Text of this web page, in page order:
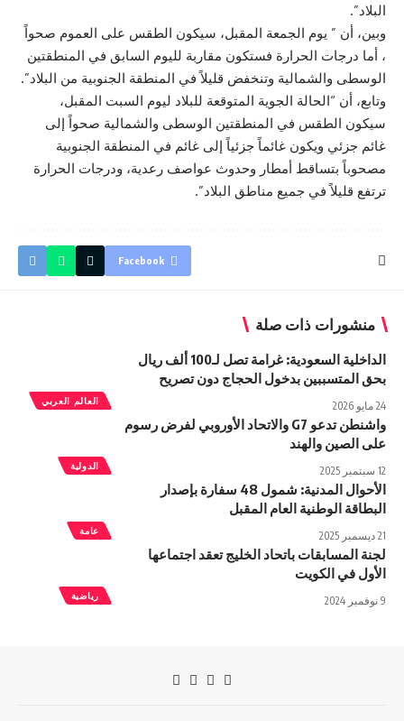
البلاد”.
وبين، أن ” يوم الجمعة المقبل، سيكون الطقس على العموم صحواً
، أما درجات الحرارة فستكون مقاربة لليوم السابق في المنطقتين
الوسطى والشمالية وتنخفض قليلاً في المنطقة الجنوبية من البلاد”.
وتابع، أن “الحالة الجوية المتوقعة للبلاد ليوم السبت المقبل،
سيكون الطقس في المنطقتين الوسطى والشمالية صحواً إلى
غائم جزئي ويكون غائماً جزئياً إلى غائم في المنطقة الجنوبية
مصحوباً بتساقط أمطار وحدوث عواصف رعدية، ودرجات الحرارة
ترتفع قليلاً في جميع مناطق البلاد”.
Facebook
منشورات ذات صلة
العالم العربي
الداخلية السعودية: غرامة تصل لـ100 ألف ريال
بحق المتسببين بدخول الحجاج دون تصريح
24 مايو 2026
الدولية
واشنطن تدعو G7 والاتحاد الأوروبي لفرض رسوم
على الصين والهند
12 سبتمبر 2025
عامة
الأحوال المدنية: شمول 48 سفارة بإصدار
البطاقة الوطنية العام المقبل
21 ديسمبر 2025
رياضية
لجنة المسابقات باتحاد الخليج تعقد اجتماعها
الأول في الكويت
9 نوفمبر 2024